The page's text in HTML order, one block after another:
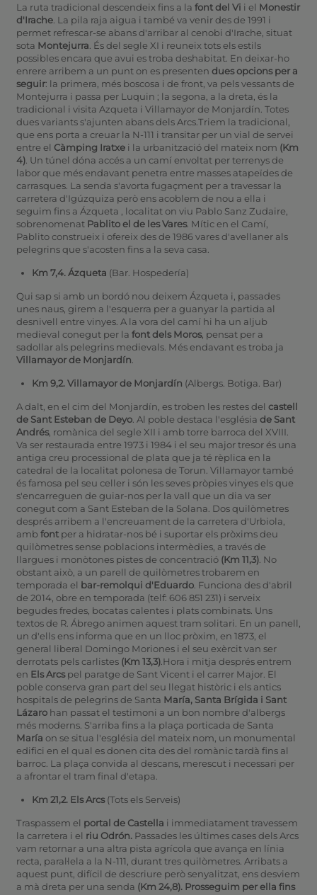
La ruta tradicional descendeix fins a la font del Vi i el Monestir
d'Irache. La pila raja aigua i també va venir des de 1991 i
permet refrescar-se abans d'arribar al cenobi d'Irache, situat
sota Montejurra . És del segle XI i reuneix tots els estils
possibles encara que avui es troba deshabitat. En deixar-ho
enrere arribem a un punt on es presenten dues opcions per a
seguir: la primera, més boscosa i de front, va pels vessants de
Montejurra i passa per Luquin ; la segona, a la dreta, és la
tradicional i visita Azqueta i Villamayor de Monjardín. Totes
dues variants s'ajunten abans dels Arcs.Triem la tradicional,
que ens porta a creuar la N-111 i transitar per un vial de servei
entre el Càmping Iratxei la urbanització del mateix nom (Km
4). Un túnel dóna accés a un camí envoltat per terrenys de
labor que més endavant penetra entre masses atapeïdes de
carrasques. La senda s'avorta fugaçment per a travessar la
carretera d'Igúzquiza però ens acoblem de nou a ella i
seguim fins a Ázqueta
, localitat on viu Pablo Sanz Zudaire,
sobrenomenat Pablito el de les Vares. Mític en el Camí,
Pablito construeix i ofereix des de 1986 vares d'avellaner als
pelegrins que s'acosten fins a la seva casa.
Km 7,4. Ázqueta (Bar. Hospedería)
Qui sap si amb un bordó nou deixem Ázqueta i, passades
unes naus, girem a l'esquerra per a guanyar la partida al
desnivell entre vinyes. A la vora del camí hi ha un aljub
medieval conegut per la font dels Moros, pensat per a
sadollar als pelegrins medievals. Més endavant es troba ja
Villamayor de Monjardín
Km 9,2. Villamayor de Monjardín (Albergs. Botiga. Bar)
A dalt, en el cim del Monjardín, es troben les restes del castell
de Sant Esteban de Deyo. Al poble destaca l'església de Sant
Andrés, romànica del segle XII i amb torre barroca del XVIII.
Va ser restaurada entre 1973 i 1984 i el seu major tresor és una
antiga creu processional de plata que ja té rèplica en la
catedral de la localitat polonesa de Torun. Villamayor també
és famosa pel seu celler i són les seves pròpies vinyes els que
s'encarreguen de guiar-nos per la vall que un dia va ser
conegut com a Sant Esteban de la Solana. Dos quilòmetres
després arribem a l'encreuament de la carretera d'Urbiola,
amb fontper a hidratar-nos bé i suportar els pròxims deu
quilòmetres sense poblacions intermèdies, a través de
llargues i monòtones pistes de concentració (Km 11,3). No
obstant això, a un parell de quilòmetres trobarem en
temporada el bar-remolqui d'Eduardo. Funciona des d'abril
de 2014, obre en temporada (telf: 606 851 231) i serveix
begudes fredes, bocatas calentes i plats combinats. Uns
textos de R. Ábrego animen aquest tram solitari. En un panell,
un d'ells ens informa que en un lloc pròxim, en 1873, el
general liberal Domingo Moriones i el seu exèrcit van ser
derrotats pels carlistes (Km 13,3).Hora i mitja després entrem
en Els Arcspel paratge de Sant Vicent i el carrer Major. El
poble conserva gran part del seu llegat històric i els antics
hospitals de pelegrins de Santa María, Santa Brígida i Sant
Lázarohan passat el testimoni a un bon nombre d'albergs
més moderns. S'arriba fins a la plaça porticada de Santa
María on se situa l'església del mateix nom, un monumental
edifici en el qual es donen cita des del romànic tardà fins al
barroc. La plaça convida al descans, merescut i necessari per
a afrontar el tram final d'etapa.
Km 21,2. Els Arcs(Tots els Serveis)
Traspassem el portal de Castella i immediatament travessem
la carretera i el riu Odrón.Passades les últimes cases dels Arcs
vam retornar a una altra pista agrícola que avança en línia
recta, paral·lela a la N-111, durant tres quilòmetres. Arribats a
aquest punt, difícil de descriure però senyalitzat, ens desviem
a mà dreta per una senda (Km 24,8). Prosseguim per ella fins